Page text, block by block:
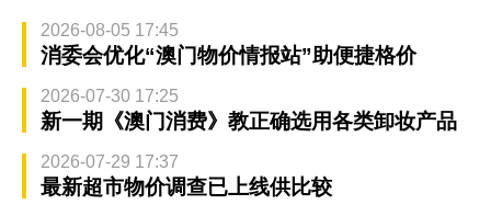
2026-08-05 17:45
消委会优化“澳门物价情报站”助便捷格价
2026-07-30 17:25
新一期《澳门消费》教正确选用各类卸妆产品
2026-07-29 17:37
最新超市物价调查已上线供比较